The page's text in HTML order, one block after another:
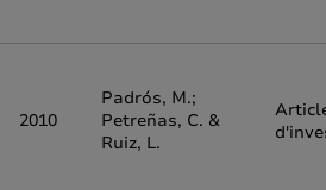
2010
Padrós, M.;
Petreñas, C. &
Ruiz, L.